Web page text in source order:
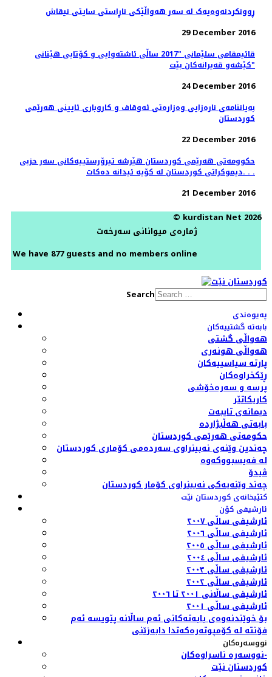
ڕوونکردنەوەیەک لە سەر هەواڵێکی ناڕاستی سایتی نیقاش
29 December 2016
قائیمقامی سلێمانی "2017 ساڵی ئاشته‌وایی و كۆتایی هێنانی
كێشه‌و قه‌یرانه‌كان بێت"
24 December 2016
بەیاننامەی نارەزایی وەزارەتی ئەوقاف و كاروباری ئایینی هەرێمی
كوردستان
22 December 2016
حكوومه‌تى هه‌رێمى كوردستان هێرشە تیرۆرستییه‌کانی سەر حزبی
دیموکراتی کوردستان لە کۆیە ئیدانە دەكات. . .
21 December 2016
© kurdistan Net 2026
ژمارەی میوانانی سەرخەت
We have 877 guests and no members online
Search
پەیوەندی
بابەتە گشتییەکان
هەواڵی گشتی
هەواڵی هونەری
پارتە سیاسییەکان
ڕێکخراوەکان
پرسە و سەرەخۆشی
کاریکاتێر
دیمانەی تایبەت
بابەتی هەڵبژاردە
حکومەتی هەرێمی کوردستان
چەندین وێنەی نەبینراوی سەردەمی کۆماری کوردستان
لە فەیسبووکەوە
ڤیدۆ
چەند وێنەیەکی نەبینراوی کۆمار کوردستان
کتێبخانەی کوردستان نێت
ئارشیفی کۆن
ئارشیفی ساڵی ٢٠٠٧
ئارشیفی ساڵی ٢٠٠٦
ئارشیفی ساڵی ٢٠٠٥
ئارشیفی ساڵی ٢٠٠٤
ئارشیفی ساڵی ٢٠٠٣
ئارشیفی ساڵی ٢٠٠٢
ئارشیفی ساڵانی ٢٠٠١ تا ٢٠٠٦
ئارشیفی ساڵی ٢٠٠١
بۆ خوێندنەوەی بابەتەکانی ئەم ساڵانە پێویسە ئەم
فۆنتە لە کۆمپوتەرەکەتدا دابەزێنی
نووسەرەکان
نووسەرە ناسراوەکان-
کوردستان نێت